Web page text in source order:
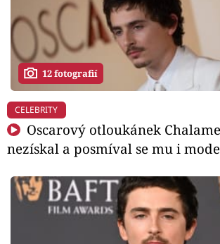
Přihlášení
Sledujte nás
12 fotografií
CELEBRITY
Oscarový otloukánek
nezískal a posmíval se mu i